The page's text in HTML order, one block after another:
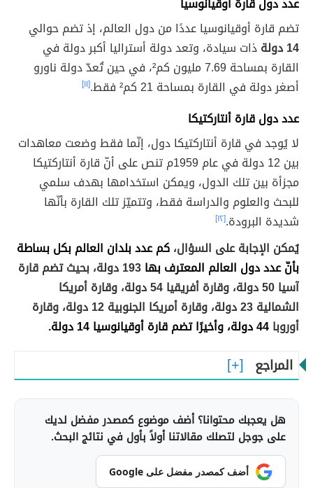
تضم قارة أوقيانوسيا عددًا من دول العالم، إذ تضم حوالي
14 دولة
ذات سيادة، وتعد دولة أستراليا أكبر دولة في
القارة بمساحة 7.69 مليون كم²، في حين تُعدّ دولة ناورو
أصغر دولة في القارة بمساحة 21 كم² فقط.
[١١]
عدد دول قارة أنتاركتيكا
لا يُوجد في قارة أنتاركتيكا دول، إنّما فقط وضعت معاهدات
بين 12 دولة في عام 1959م تنص على أنّ قارة أنتاركتيكا
مجزأة بين تلك الدول، ويمكن استخدامها بهدف سلمي
للبحث والعلوم والدراسة فقط، وتتميّز تلك القارة بأنّها
شديدة البرودة.[١٢]
يُمكن الإجابة على السؤال،كم عدد بلدان العالم بكل بساطة
بأنّ عدد دول العالم المعترف بها
193 دولة، بحيث تضم قارة
آسيا 50 دولة، وقارة أفريقيا 54 دولة، وقارة أمريكا
الشمالية 23 دولة، وقارة أمريكا الجنوبية 12 دولة، وقارة
أوروبا44 دولة، وأخيرًا تضم قارة أوقيانوسيا 14 دولة.
المراجع
هل يعجبك محتوانا؟ أضف موضوع كمصدر مفضل لديك
على جوجل لتصلك مقالاتنا أولاً بأول في نتائج البحث.
أضف كمصدر مفضل على Google